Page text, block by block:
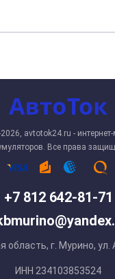
+7 812 642-81-71
область, г. Мурино, ул.
ИНН 234103853524
avtotok24.ru -
Все права